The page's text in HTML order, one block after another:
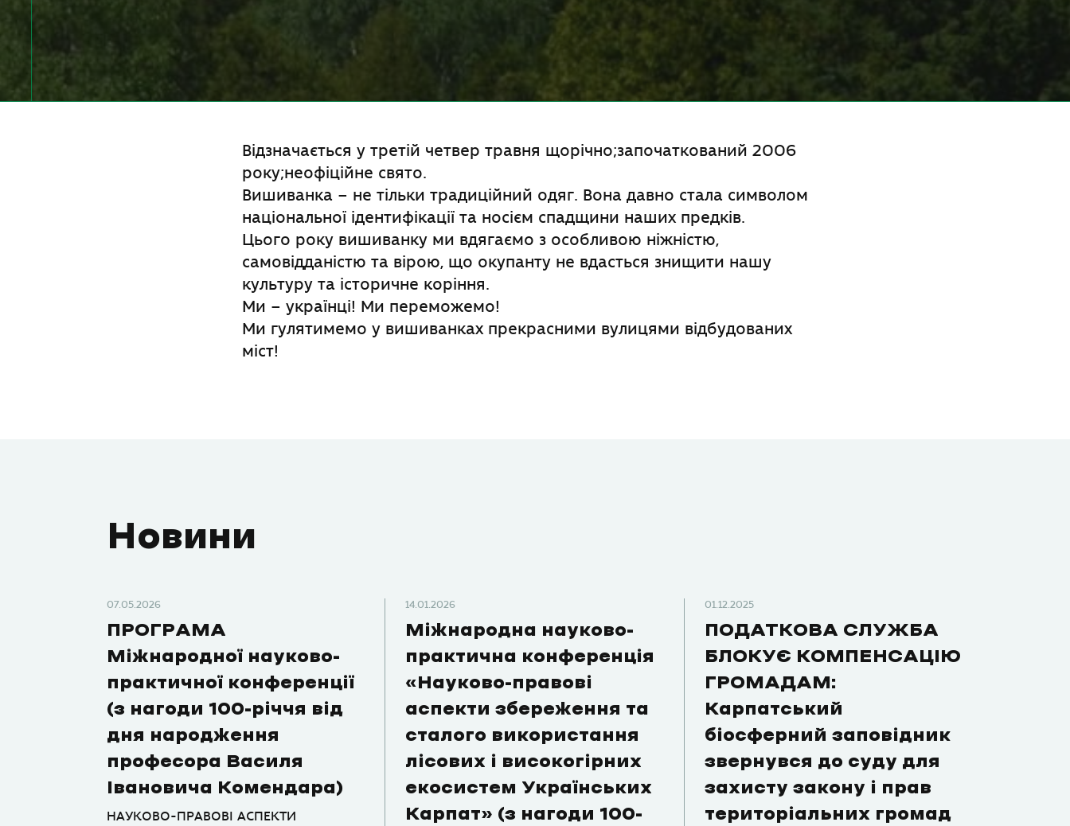
Відзначається у третій четвер травня щорічно;започаткований 2006
року;неофіційне свято.
Вишиванка – не тільки традиційний одяг. Вона давно стала символом
національної ідентифікації та носієм спадщини наших предків.
Цього року вишиванку ми вдягаємо з особливою ніжністю,
самовідданістю та вірою, що окупанту не вдасться знищити нашу
культуру та історичне коріння.
Ми – українці! Ми переможемо!
Ми гулятимемо у вишиванках прекрасними вулицями відбудованих
міст!
Новини
07.05.2026
ПРОГРАМА
Міжнародної науково-
практичної конференції
(з нагоди 100-річчя від
дня народження
професора Василя
Івановича Комендара)
НАУКОВО-ПРАВОВІ АСПЕКТИ
14.01.2026
Міжнародна науково-
практична конференція
«Науково-правові
аспекти збереження та
сталого використання
лісових і високогірних
екосистем Українських
Карпат» (з нагоди 100-
01.12.2025
ПОДАТКОВА СЛУЖБА
БЛОКУЄ КОМПЕНСАЦІЮ
ГРОМАДАМ:
Карпатський
біосферний заповідник
звернувся до суду для
захисту закону і прав
територіальних громад